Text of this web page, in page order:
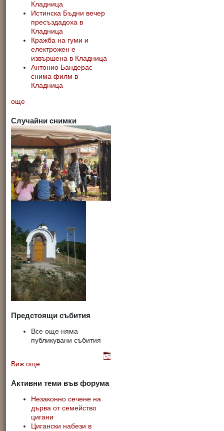
Кладница
Истинска Бъдни вечер
пресъздадоха в
Кладница
Кражба на гуми и
електрожен е
извършена в Кладница
Антонио Бандерас
снима филм в
Кладница
още
Случайни снимки
Предстоящи събития
Все още няма
публикувани събития
Виж още
Активни теми във форума
Незаконно сечене на
дърва от семейство
цигани
Цигански набези в